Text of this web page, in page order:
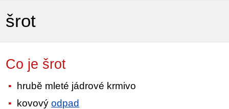
šrot
Co je šrot
hrubě mleté jádrové krmivo
kovovýodpad